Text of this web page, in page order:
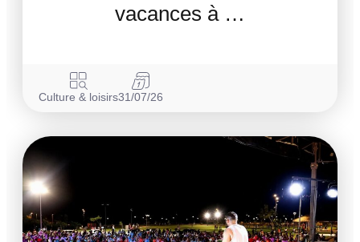
vacances à …
Culture & loisirs31/07/26